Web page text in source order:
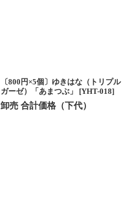
〔800円×5個〕ゆきはな（トリプル
ガーゼ）「あまつぶ」
[YHT-018]
卸売 合計価格（下代）